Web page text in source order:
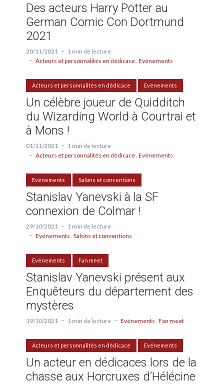
Des acteurs Harry Potter au
German Comic Con Dortmund
2021
20/11/2021
1 min de lecture
Acteurs et personnalités en dédicace Evénements
Acteurs et personnalités en dédicace Evénements
Un célèbre joueur de Quidditch
du Wizarding World à Courtrai et
à Mons !
01/11/2021
1 min de lecture
Acteurs et personnalités en dédicace Evénements
Evénements Salons et conventions
Stanislav Yanevski à la SF
connexion de Colmar !
29/10/2021
1 min de lecture
Evénements Salons et conventions
Evénements Fan meet
Stanislav Yanevski présent aux
Enquêteurs du département des
mystères
19/10/2021 1 min de lecture Evénements Fan meet
Acteurs et personnalités en dédicace Evénements
Un acteur en dédicaces lors de la
chasse aux Horcruxes d’Hélécine